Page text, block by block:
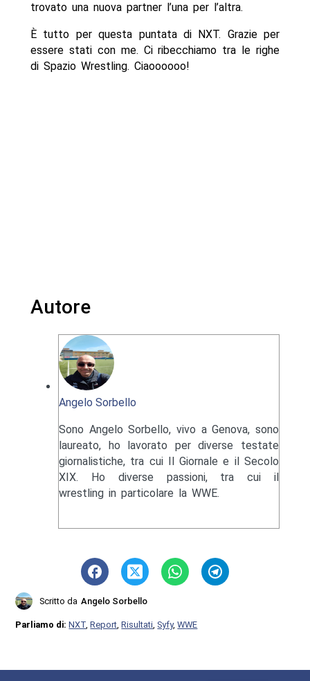
trovato una nuova partner l’una per l’altra.
È tutto per questa puntata di NXT. Grazie per
essere stati con me. Ci ribecchiamo tra le righe
di Spazio Wrestling. Ciaoooooo!
Autore
Angelo Sorbello
Sono Angelo Sorbello, vivo a Genova, sono
laureato, ho lavorato per diverse testate
giornalistiche, tra cui Il Giornale e il Secolo
XIX. Ho diverse passioni, tra cui il
wrestling in particolare la WWE.
Scritto da Angelo Sorbello
Parliamo di:NXT ,Report ,Risultati ,Syfy,WWE